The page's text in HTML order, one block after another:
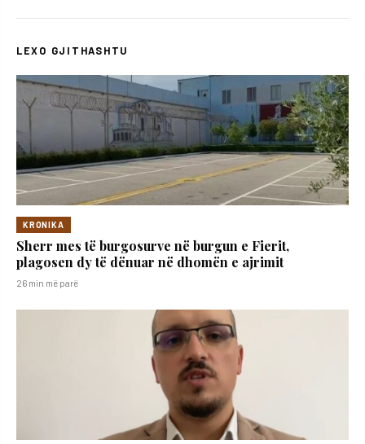
LEXO GJITHASHTU
KRONIKA
Sherr mes të burgosurve në burgun e Fierit,
plagosen dy të dënuar në dhomën e ajrimit
26 min më parë